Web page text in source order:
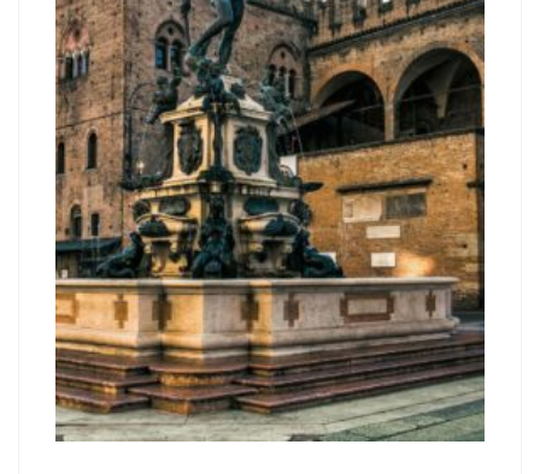
Le Processus de
Bologne : Origines
et Contexte